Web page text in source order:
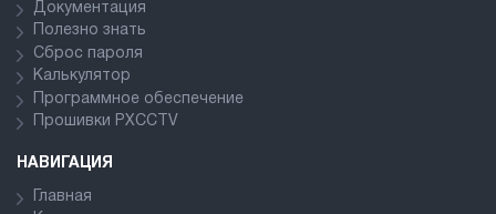
Документация
Полезно знать
Сброс пароля
Калькулятор
Программное обеспечение
Прошивки PXCCTV
НАВИГАЦИЯ
Главная